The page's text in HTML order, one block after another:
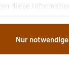
diese
DSG-VO) zu.
Nur
(IP20);
Ionen-Akku
-20 bis +40